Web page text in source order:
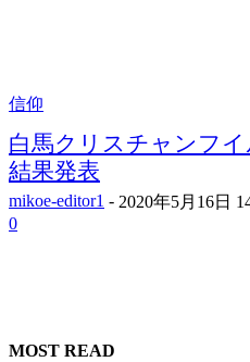
信仰
白馬クリスチャンフ
結果発表
mikoe-editor1 - 2020年5月16日
0
MOST READ